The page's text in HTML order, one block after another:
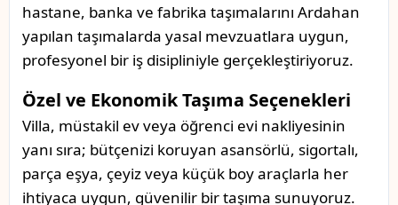
hastane, banka ve fabrika taşımalarını Ardahan
yapılan taşımalarda yasal mevzuatlara uygun,
profesyonel bir iş disipliniyle gerçekleştiriyoruz.
Özel ve Ekonomik Taşıma Seçenekleri
Villa, müstakil ev veya öğrenci evi nakliyesinin
yanı sıra; bütçenizi koruyan asansörlü, sigortalı,
parça eşya, çeyiz veya küçük boy araçlarla her
ihtiyaca uygun, güvenilir bir taşıma sunuyoruz.